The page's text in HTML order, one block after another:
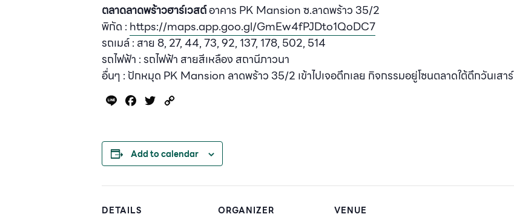
ตลาดลาดพร้าวฮาร์เวสต์อาคาร PK Mansion ซ.ลาดพร้าว 35/2
พิกัด : https://maps.app.goo.gl/GmEw4fPJDto1QoDC7
รถเมล์ : สาย 8, 27, 44, 73, 92, 137, 178, 502, 514
รถไฟฟ้า : รถไฟฟ้า สายสีเหลือง สถานีภาวนา
อื่นๆ : ปักหมุด PK Mansion ลาดพร้าว 35/2 เข้าไปเจอตึกเลย กิจกรรมอยู่โซนตลาดใต้ตึกวันเสาร์
Line Facebook
Twitter
Add to calendar
DETAILS
ORGANIZER
VENUE